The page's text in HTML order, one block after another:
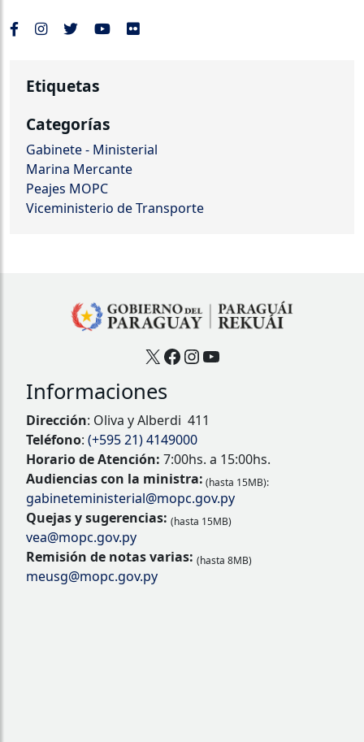
Etiquetas
Categorías
Gabinete - Ministerial
Marina Mercante
Peajes MOPC
Viceministerio de Transporte
X Facebook
Instagram
YouTube
Informaciones
Dirección: Oliva y Alberdi 411
Teléfono: (+595 21) 4149000
Horario de Atención: 7:00hs. a 15:00hs.
Audiencias con la ministra: (hasta 15MB):
gabineteministerial@mopc.gov.py
Quejas y sugerencias: (hasta 15MB)
vea@mopc.gov.py
Remisión de notas varias: (hasta 8MB)
meusg@mopc.gov.py